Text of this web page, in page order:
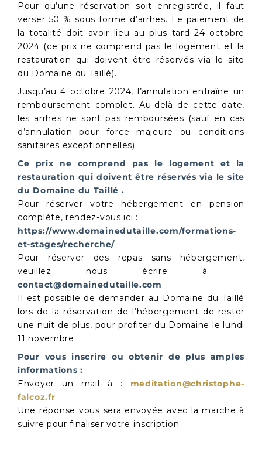
Pour qu’une réservation soit enregistrée, il faut
verser 50 % sous forme d’arrhes. Le paiement de
la totalité doit avoir lieu au plus tard 24 octobre
2024 (ce prix ne comprend pas le logement et la
restauration qui doivent être réservés via le site
du Domaine du Taillé).
Jusqu’au 4 octobre 2024, l’annulation entraîne un
remboursement complet. Au-delà de cette date,
les arrhes ne sont pas remboursées (sauf en cas
d’annulation pour force majeure ou conditions
sanitaires exceptionnelles).
Ce prix ne comprend pas le logement et la
restauration qui doivent être réservés via le site
du Domaine du Taillé .
Pour réserver votre hébergement en pension
complète, rendez-vous ici :
https://www.domainedutaille.com/formations-
et-stages/recherche/
Pour réserver des repas sans hébergement,
veuillez nous écrire à :
contact@domainedutaille.com
Il est possible de demander au Domaine du Taillé
lors de la réservation de l’hébergement de rester
une nuit de plus, pour profiter du Domaine le lundi
11 novembre.
Pour vous inscrire ou obtenir de plus amples
informations :
Envoyer un mail à : meditation@christophe-
falcoz.fr
Une réponse vous sera envoyée avec la marche à
suivre pour finaliser votre inscription.